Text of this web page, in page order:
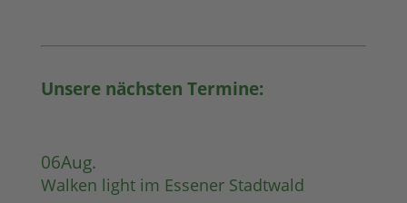
Unsere nächsten Termine:
06Aug.
Walken light im Essener Stadtwald